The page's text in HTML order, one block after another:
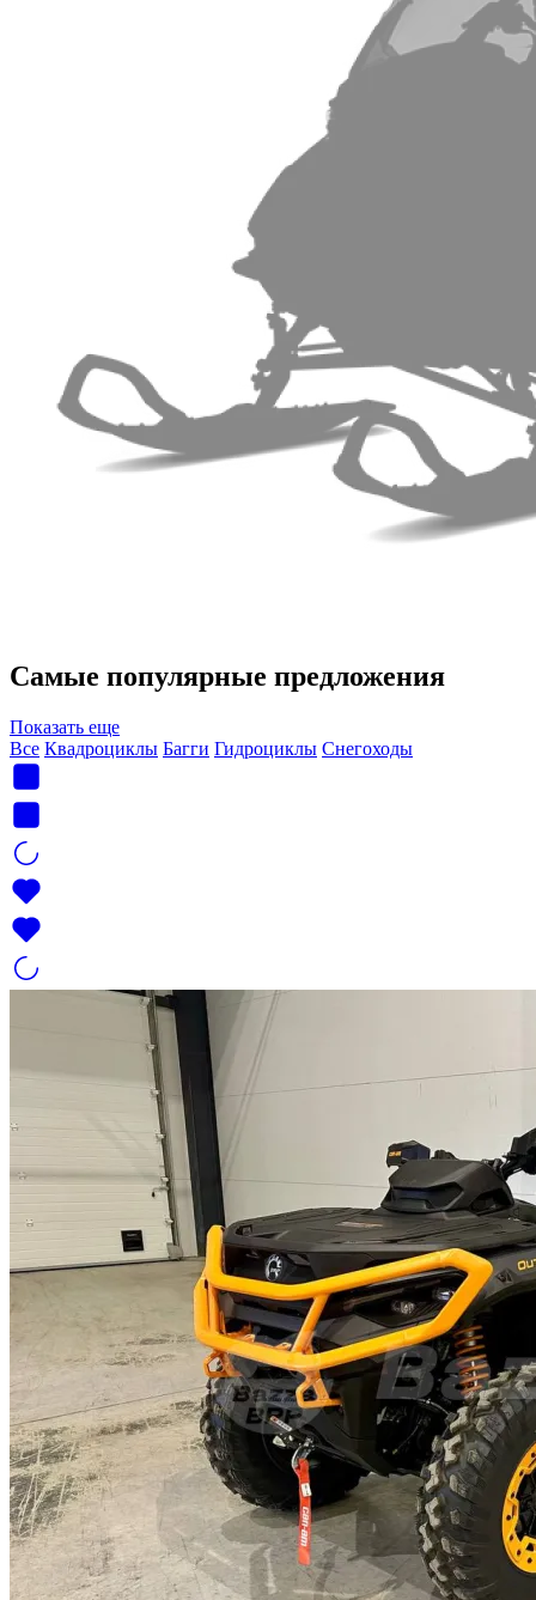
Самые популярные предложения
Показать еще
Все Квадроциклы Багги Гидроциклы Снегоходы